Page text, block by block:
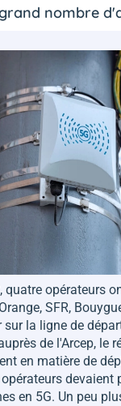
nombre
quatre opérateurs
SFR,
la ligne de
de l'Arcep, le
en matière de
devaient
en 5G. Un peu